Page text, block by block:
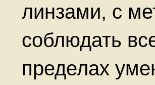
линзами, с
соблюдать
пределах